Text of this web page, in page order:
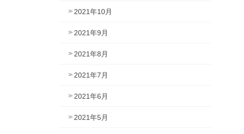
2021年10月
2021年9月
2021年8月
2021年7月
2021年6月
2021年5月